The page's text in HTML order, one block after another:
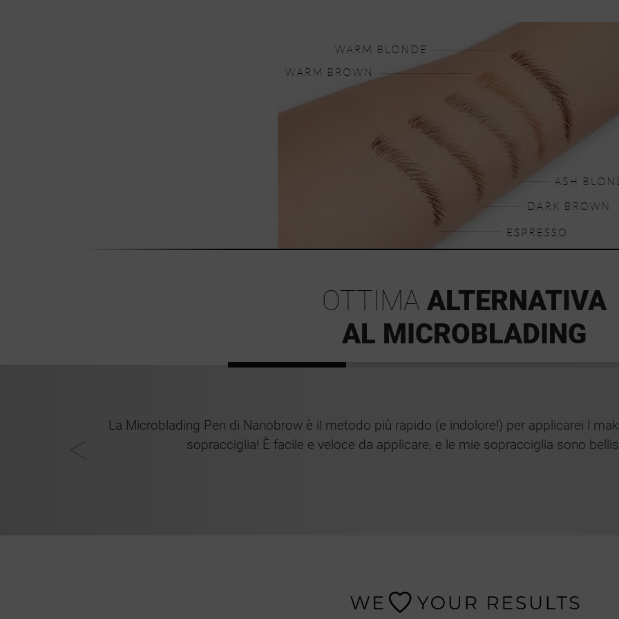
OTTIMA ALTERNATIVA
AL MICROBLADING
La Microblading Pen di Nanobrow è il metodo più rapido (e indolore!) per applicarei l
sopracciglia! È facile e veloce da applicare, e le mie sopracciglia sono